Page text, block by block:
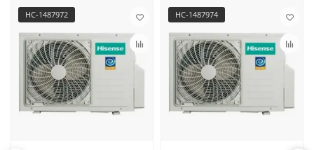
НС-1487972 НС-1487974